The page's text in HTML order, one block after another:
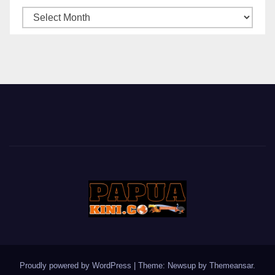
ARSIP
Proudly powered by WordPress Theme: Newsup by Themeansar.